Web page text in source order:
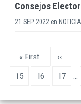
Consejos
21 SEP 2022 en
Pagination
First
« First
Previous
‹‹ …
Page
15 Page
16 Page
17 …